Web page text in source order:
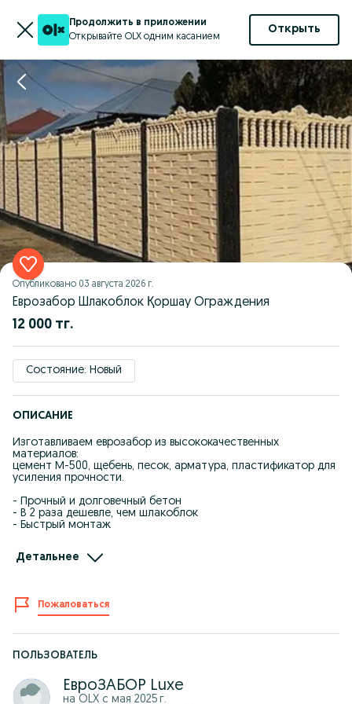
Продолжить в приложении
Открывайте OLX одним касанием
Открыть
Опубликовано 03 августа 2026 г.
Еврозабор Шлакоблок Қоршау Ограждения
12 000 тг.
Состояние: Новый
ОПИСАНИЕ
Изготавливаем еврозабор из высококачественных
материалов:
цемент М-500, щебень, песок, арматура, пластификатор для
усиления прочности.
- Прочный и долговечный бетон
- В 2 раза дешевле, чем шлакоблок
- Быстрый монтаж
Работаем по договору.
Жоғары сапалы материалдан жасалған еврозаборға
тапсырыс қабылдаймыз.
пластификатор бетонның беріктігін арттырады.
- Шлакоблоктан 2 есе арзан
- Бетон сапасына 7 жыл кепілдік
Детальнее
Пожаловаться
ПОЛЬЗОВАТЕЛЬ
ЕвроЗАБОР Luxe
на OLX с мая 2025 г.